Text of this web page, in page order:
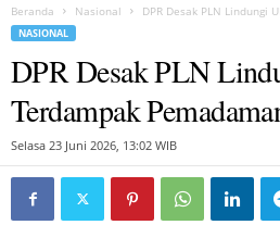
Beranda Nasional DPR Desak PLN Lindungi
NASIONAL
DPR Desak PLN
Terdampak
Selasa 23 Juni 2026, 13:02 WIB